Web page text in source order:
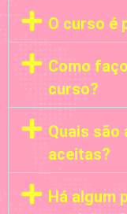
O curso é
Como
curso?
Quais são
aceitas?
Há algum